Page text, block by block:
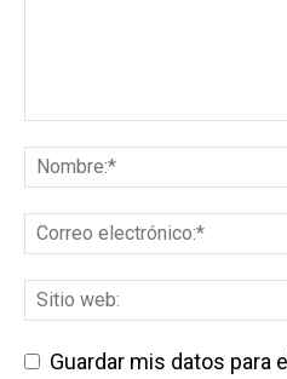
Guardar mis datos para